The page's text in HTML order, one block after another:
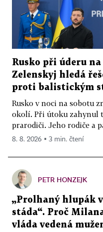
Rusko při úderu
Zelenskyj hledá
proti balistickým
Rusko v noci na sobotu
okolí. Při útoku zahynul
prarodiči. Jeho rodiče a
8. 8. 2026 ▪ 3 min. čtení
PETR HONZEJK
„Prolhaný hlupák
stáda“. Proč
vláda vedená